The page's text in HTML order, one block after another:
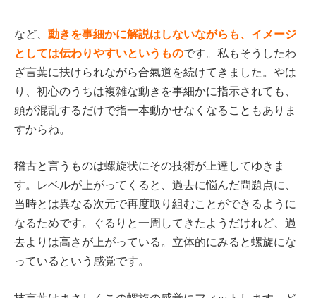
など、 動きを事細かに解説はしないながらも、イメージ
としては伝わりやすいというものです。私もそうしたわ
ざ言葉に扶けられながら合氣道を続けてきました。やは
り、初心のうちは複雑な動きを事細かに指示されても、
頭が混乱するだけで指一本動かせなくなることもありま
すからね。
稽古と言うものは螺旋状にその技術が上達してゆきま
す。レベルが上がってくると、過去に悩んだ問題点に、
当時とは異なる次元で再度取り組むことができるように
なるためです。ぐるりと一周してきたようだけれど、過
去よりは高さが上がっている。立体的にみると螺旋にな
っているという感覚です。